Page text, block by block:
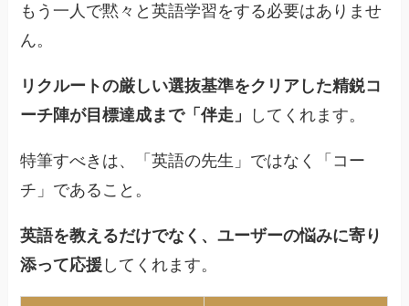
もう一人で黙々と英語学習をする必要はありませ
ん。
リクルートの厳しい選抜基準をクリアした精鋭コ
ーチ陣が目標達成まで「伴走」
してくれます。
特筆すべきは、「英語の先生」ではなく「コー
チ」であること。
英語を教えるだけでなく、ユーザーの悩みに寄り
添って応援 してくれます。